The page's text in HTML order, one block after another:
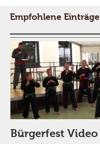
Empfohlene Einträge
Bürgerfest Video